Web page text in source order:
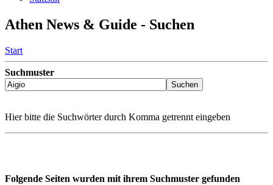
Athen News & Guide - Suchen
Start
Suchmuster
Hier bitte die Suchwörter durch Komma getrennt eingeben
Folgende Seiten wurden mit ihrem Suchmuster gefunden